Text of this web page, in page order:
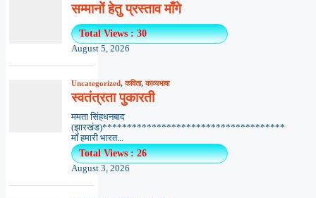
सम्मानों हेतु प्रस्ताव माँगे
Total Views : 30
August 5, 2026
Uncategorized,कविता,काव्यभाषा
स्वतंत्रता पुकारती
ममता सिंहधनबाद
(झारखंड)*************************************
माँ हमारी भारत...
Total Views : 26
August 3, 2026